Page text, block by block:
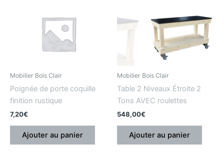
Mobilier Bois Clair
Poignée de porte coquille
finition rustique
7,20€
Ajouter au panier
Mobilier Bois Clair
Table 2 Niveaux Étroite 2
Tons AVEC roulettes
548,00€
Ajouter au panier